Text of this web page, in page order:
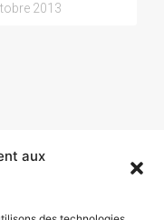
aux
2013